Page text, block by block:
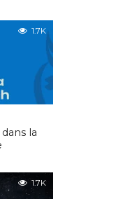
1.7K
la
1.7K